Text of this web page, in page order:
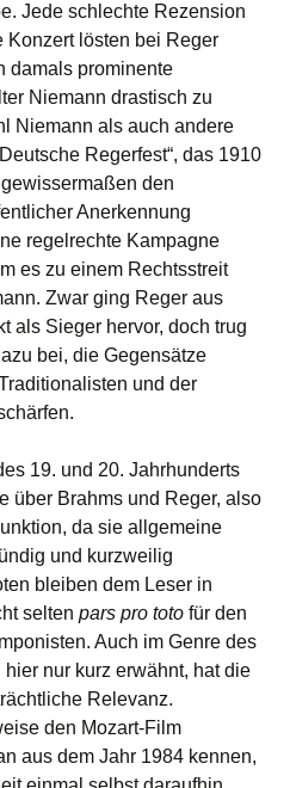
Jede schlechte Rezension
Konzert lösten bei Reger
damals prominente
Niemann drastisch zu
Niemann als auch andere
Regerfest“, das 1910
den
Anerkennung
regelrechte Kampagne
es zu einem Rechtsstreit
Zwar ging Reger aus
als Sieger hervor, doch trug
bei, die Gegensätze
und der
19. und 20. Jahrhunderts
über Brahms und Reger, also
da sie allgemeine
und kurzweilig
bleiben dem Leser in
selten pars pro toto für den
Auch im Genre des
nur kurz erwähnt, hat die
Relevanz.
den Mozart-Film
aus dem Jahr 1984 kennen,